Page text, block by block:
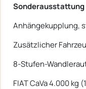
Sonderausstattung
Anhängekupplung,
Zusätzlicher
8-Stufen-
FIAT CaVa 4.000 kg